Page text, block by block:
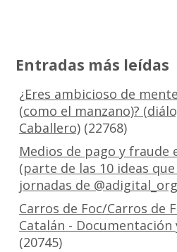
Entradas más leídas
¿Eres ambicioso de
(como el manzano)?
Caballero)(22768)
Medios de pago y fraude
(parte de las 10 ideas
jornadas de
Carros de Foc/Carros de
Catalán -
(20745)